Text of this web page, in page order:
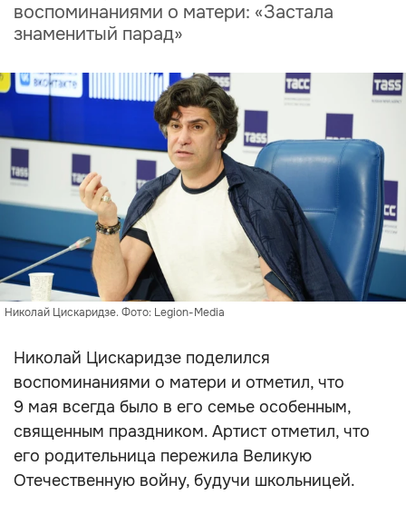
воспоминаниями о матери: «Застала
знаменитый парад»
Николай Цискаридзе. Фото: Legion-Media
Николай Цискаридзе поделился
воспоминаниями о матери и отметил, что
9 мая всегда было в его семье особенным,
священным праздником. Артист отметил, что
его родительница пережила Великую
Отечественную войну, будучи школьницей.